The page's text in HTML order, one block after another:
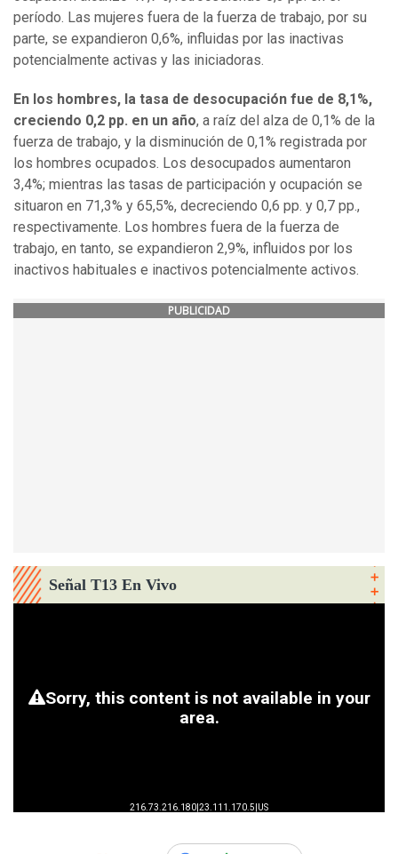
período. Las mujeres fuera de la fuerza de trabajo, por su
parte, se expandieron 0,6%, influidas por las inactivas
potencialmente activas y las iniciadoras.
En los hombres, la tasa de desocupación fue de 8,1%,
creciendo 0,2 pp. en un año, a raíz del alza de 0,1% de la
fuerza de trabajo, y la disminución de 0,1% registrada por
los hombres ocupados. Los desocupados aumentaron
3,4%; mientras las tasas de participación y ocupación se
situaron en 71,3% y 65,5%, decreciendo 0,6 pp. y 0,7 pp.,
respectivamente. Los hombres fuera de la fuerza de
trabajo, en tanto, se expandieron 2,9%, influidos por los
inactivos habituales e inactivos potencialmente activos.
PUBLICIDAD
Señal T13 En Vivo